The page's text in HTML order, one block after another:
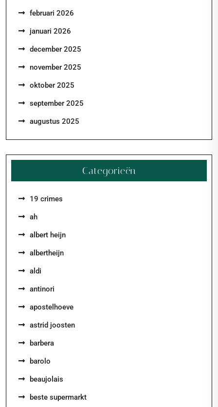
februari 2026
januari 2026
december 2025
november 2025
oktober 2025
september 2025
augustus 2025
Categorieën
19 crimes
ah
albert heijn
albertheijn
aldi
antinori
apostelhoeve
astrid joosten
barbera
barolo
beaujolais
beste supermarkt